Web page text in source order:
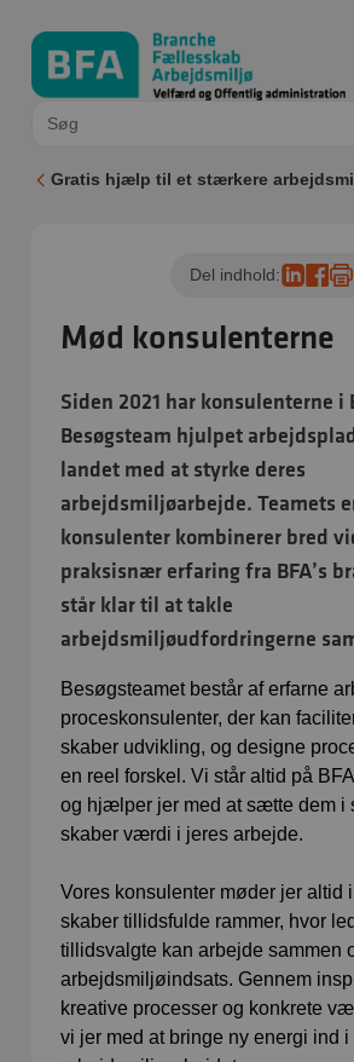
Gratis hjælp til et stærkere
Mød konsulenterne
Del indhold:
Siden 2021 har konsulenterne i
Besøgsteam hjulpet
landet med at styrke deres
arbejdsmiljøarbejde. Teamets
konsulenter kombinerer bred
praksisnær erfaring fra BFA’s
står klar til at takle
arbejdsmiljøudfordringerne
Besøgsteamet består af erfarne
proceskonsulenter, der kan
skaber udvikling, og designe
en reel forskel. Vi står altid på
og hjælper jer med at sætte dem i
skaber værdi i jeres arbejde.
Vores konsulenter møder jer altid
skaber tillidsfulde rammer, hvor
tillidsvalgte kan arbejde sammen
arbejdsmiljøindsats. Gennem
kreative processer og konkrete
vi jer med at bringe ny energi ind i